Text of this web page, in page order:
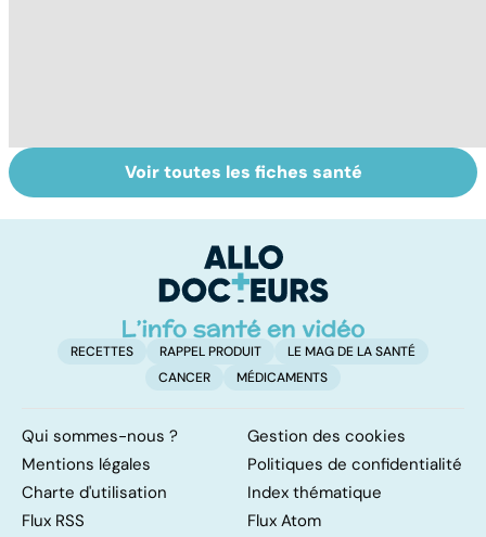
Sexualité,
infertilité et
Le sperme : son
odeur, sa couleur,
Voir toutes les fiches santé
RECETTES RAPPEL PRODUIT
LE MAG DE LA SANTÉ
CANCER
MÉDICAMENTS
Qui sommes-nous ?
Gestion des cookies
Mentions légales
Politiques de confidentialité
Charte d'utilisation
Index thématique
Flux RSS
Flux Atom